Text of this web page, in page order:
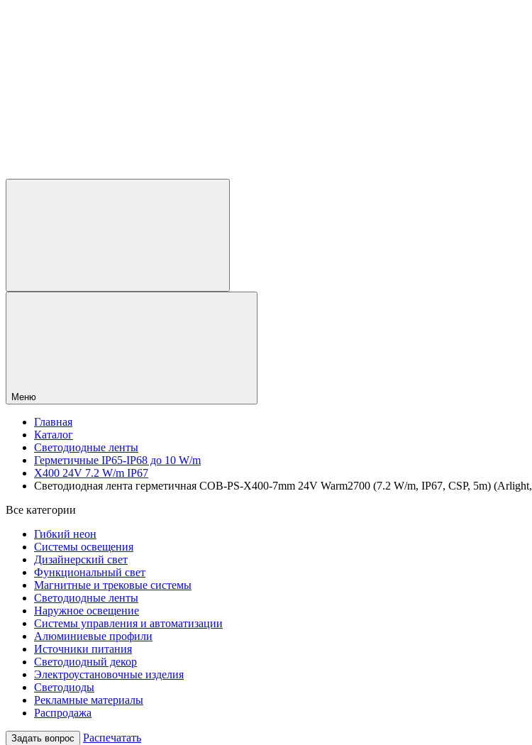
Меню
Главная
Каталог
Светодиодные ленты
Герметичные IP65-IP68 до 10 W/m
X400 24V 7.2 W/m IP67
Светодиодная лента герметичная COB-PS-X400-7mm 24V Warm2700 (7.2 W/m, IP67, CSP, 5m)
Все категории
Гибкий неон
Системы освещения
Дизайнерский свет
Функциональный свет
Магнитные и трековые системы
Светодиодные ленты
Наружное освещение
Системы управления и автоматизации
Алюминиевые профили
Источники питания
Светодиодный декор
Электроустановочные изделия
Светодиоды
Рекламные материалы
Распродажа
Задать вопрос
Распечатать